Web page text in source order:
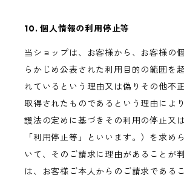
10. 個人情報の利用停止等
当ショップは、お客様から、お客様の
らかじめ公表された利用目的の範囲を
れているという理由又は偽りその他不
取得されたものであるという理由によ
護法の定めに基づきその利用の停止又
「利用停止等」といいます。）を求め
いて、そのご請求に理由があることが
は、お客様ご本人からのご請求である